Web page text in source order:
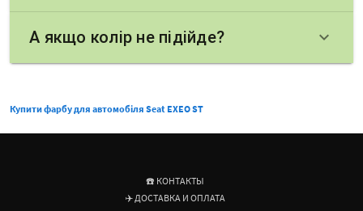
А якщо колір не підійде? keyboard_arrow_down
Купити фарбу для автомобіля Seat EXEO ST
☎️ КОНТАКТЫ
✈️ ДОСТАВКА И ОПЛАТА